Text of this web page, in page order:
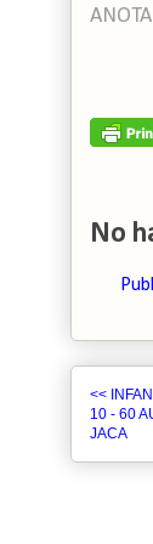
No
<<
10 - 60
JACA